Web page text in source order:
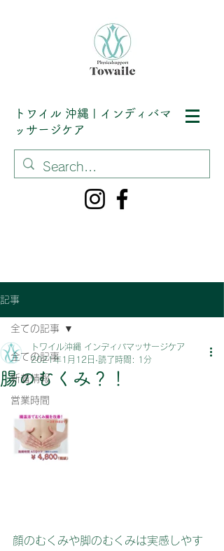
トワイル 沖縄 | インディバマ
ッサージケア
記事
全ての記事
新着情報
営業時間
全ての記事
腸のむくみ？！
トワイル沖縄 インディバマッサージケア
2021年1月12日 読了時間: 1分
顔のむくみや脚のむくみは実感しやす